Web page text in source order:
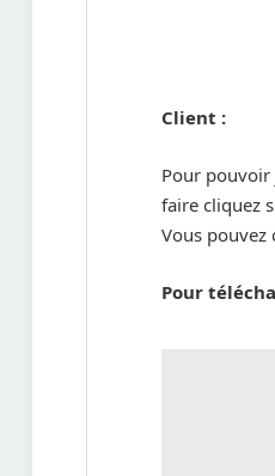
Client :
Pour pouvoir
faire cliquez
Vous pouvez
Pour